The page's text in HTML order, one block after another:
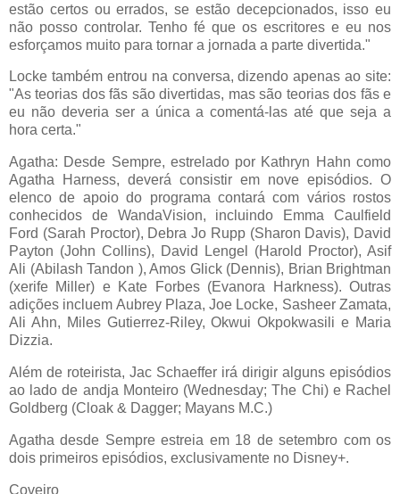
estão certos ou errados, se estão decepcionados, isso eu
não posso controlar. Tenho fé que os escritores e eu nos
esforçamos muito para tornar a jornada a parte divertida."
Locke também entrou na conversa, dizendo apenas ao site:
"As teorias dos fãs são divertidas, mas são teorias dos fãs e
eu não deveria ser a única a comentá-las até que seja a
hora certa."
Agatha: Desde Sempre, estrelado por Kathryn Hahn como
Agatha Harness, deverá consistir em nove episódios. O
elenco de apoio do programa contará com vários rostos
conhecidos de WandaVision, incluindo Emma Caulfield
Ford (Sarah Proctor), Debra Jo Rupp (Sharon Davis), David
Payton (John Collins), David Lengel (Harold Proctor), Asif
Ali (Abilash Tandon ), Amos Glick (Dennis), Brian Brightman
(xerife Miller) e Kate Forbes (Evanora Harkness). Outras
adições incluem Aubrey Plaza, Joe Locke, Sasheer Zamata,
Ali Ahn, Miles Gutierrez-Riley, Okwui Okpokwasili e Maria
Dizzia.
Além de roteirista, Jac Schaeffer irá dirigir alguns episódios
ao lado de andja Monteiro (Wednesday; The Chi) e Rachel
Goldberg (Cloak & Dagger; Mayans M.C.)
Agatha desde Sempre estreia em 18 de setembro com os
dois primeiros episódios, exclusivamente no Disney+.
Coveiro